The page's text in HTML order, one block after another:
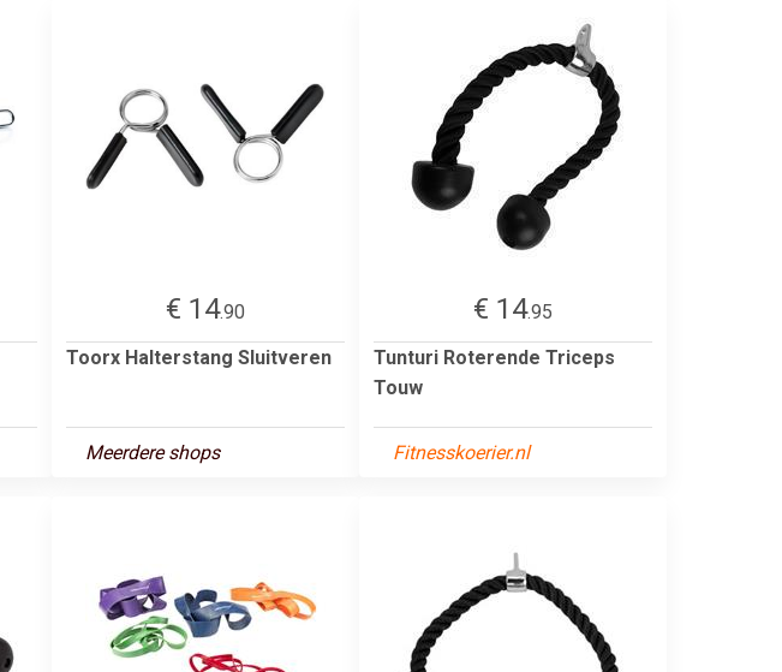
€ 14.90
Toorx Halterstang Sluitveren
Meerdere shops
€ 14.95
Tunturi Roterende Triceps
Touw
Fitnesskoerier.nl